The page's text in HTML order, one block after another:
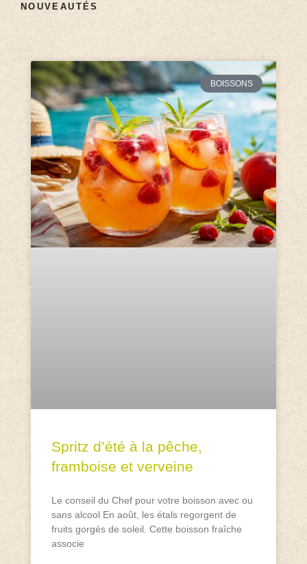
NOUVEAUTÉS
BOISSONS
Spritz d’été à la pêche,
framboise et verveine
Le conseil du Chef pour votre boisson avec ou
sans alcool En août, les étals regorgent de
fruits gorgés de soleil. Cette boisson fraîche
associe